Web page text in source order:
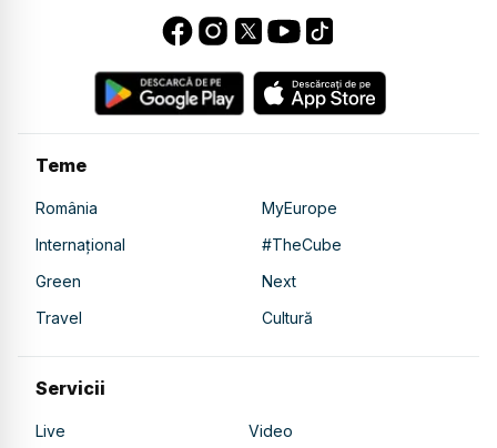
Teme
România
MyEurope
Internațional
#TheCube
Green
Next
Travel
Cultură
Servicii
Live Video